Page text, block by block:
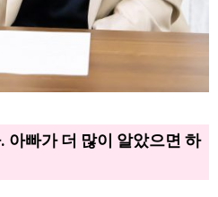
아빠가 더 많이 알았으면 하